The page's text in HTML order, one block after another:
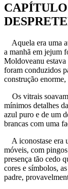
Aquela era uma
a manhã em jejum
Moldoveanu
foram conduzidos
construção
Os vitrais
mínimos detalhes
azul puro e de um
brancas com uma
A iconostase era
móveis, com pingos
presença tão cedo
cores e símbolos,
padre,